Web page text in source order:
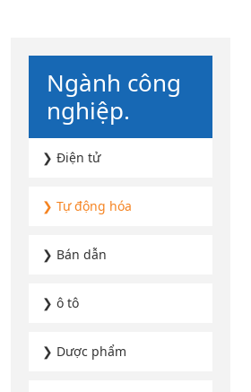
Ngành công
nghiệp.
❯ Điện tử
❯ Tự động hóa
❯ Bán dẫn
❯ ô tô
❯ Dược phẩm